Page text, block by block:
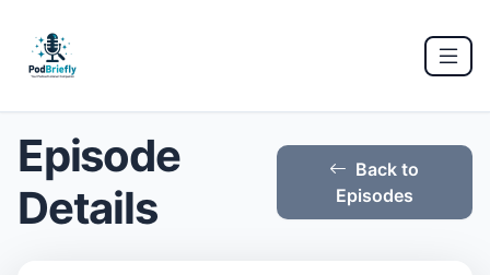
Episode
Details
Back to
Episodes